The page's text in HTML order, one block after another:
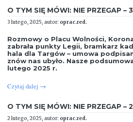
O TYM SIĘ MÓWI: NIE PRZEGAP –
3 lutego, 2025, autor: oprac.red.
Rozmowy o Placu Wolności,
zabrała punkty Legii, bramkarz
hala dla Targów – umowa
znów nas ubyło. Nasze
lutego 2025 r.
Czytaj dalej →
O TYM SIĘ MÓWI: NIE PRZEGAP –
2 lutego, 2025, autor: oprac.red.